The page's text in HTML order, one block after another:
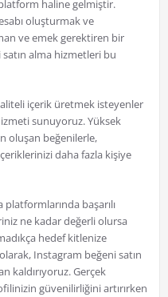
platform haline gelmiştir.
oluşturmak ve
ve emek gerektiren bir
alma hizmetleri bu
içerik üretmek isteyenler
sunuyoruz. Yüksek
oluşan beğenilerle,
daha fazla kişiye
başarılı
ne kadar değerli olursa
hedef kitlenize
Instagram beğeni satın
kaldırıyoruz. Gerçek
güvenilirliğini artırırken